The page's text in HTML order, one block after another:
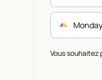
Monday
Vous